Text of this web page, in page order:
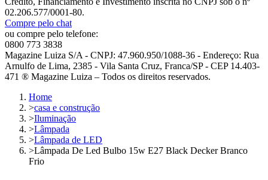
02.206.577/0001-80.
Compre pelo chat
ou compre pelo telefone:
0800 773 3838
Magazine Luiza S/A - CNPJ: 47.960.950/1088-36 - Endereço: Rua
Arnulfo de Lima, 2385 - Vila Santa Cruz, Franca/SP - CEP 14.403-
471 ® Magazine Luiza – Todos os direitos reservados.
Home
>casa e construção
>Iluminação
>Lâmpada
>Lâmpada de LED
>Lâmpada De Led Bulbo 15w E27 Black Decker Branco
Frio